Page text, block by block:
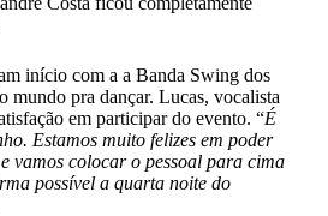
início com a a Banda Swing dos
mundo pra dançar. Lucas, vocalista
em participar do evento. “É
Estamos muito felizes em poder
vamos colocar o pessoal para cima
possível a quarta noite do